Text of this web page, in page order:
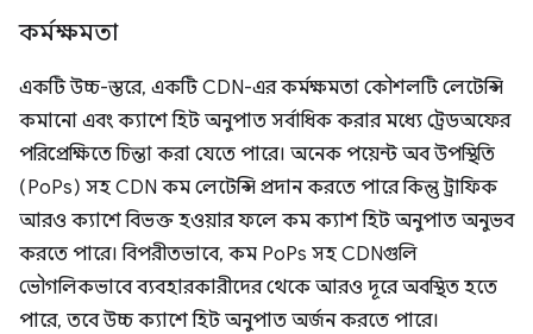
কর্মক্ষমতা
একটি উচ্চ-স্তরে, একটি CDN-এর কর্মক্ষমতা কৌশলটি লেটেন্সি
কমানো এবং ক্যাশে হিট অনুপাত সর্বাধিক করার মধ্যে ট্রেডঅফের
পরিপ্রেক্ষিতে চিন্তা করা যেতে পারে। অনেক পয়েন্ট অব উপস্থিতি
(PoPs) সহ CDN কম লেটেন্সি প্রদান করতে পারে কিন্তু ট্রাফিক
আরও ক্যাশে বিভক্ত হওয়ার ফলে কম ক্যাশ হিট অনুপাত অনুভব
করতে পারে। বিপরীতভাবে, কম PoPs সহ CDNগুলি
ভৌগলিকভাবে ব্যবহারকারীদের থেকে আরও দূরে অবস্থিত হতে
পারে, তবে উচ্চ ক্যাশে হিট অনুপাত অর্জন করতে পারে।